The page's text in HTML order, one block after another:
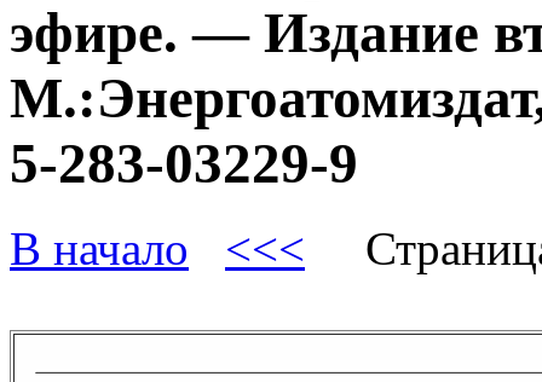
эфире. — Издание
5-283-03229-9
В начало <<<